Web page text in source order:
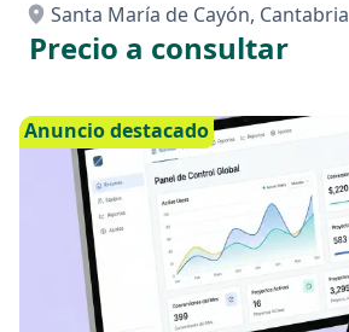
Santa María de Cayón, Cantabria
Precio a consultar
Anuncio destacado